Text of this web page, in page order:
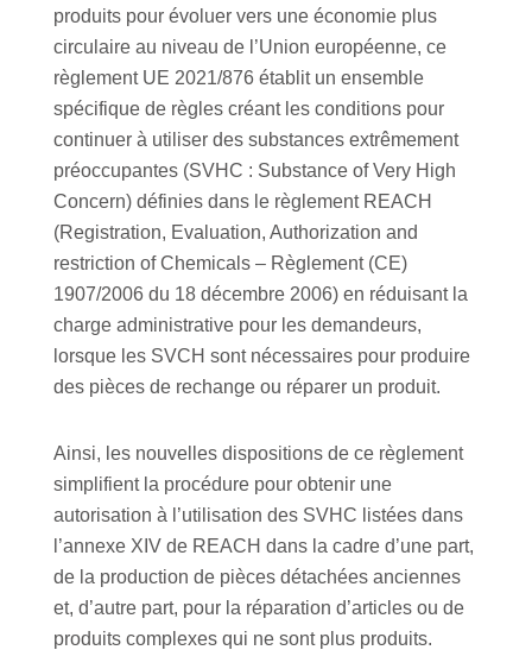
produits pour évoluer vers une économie plus
circulaire au niveau de l’Union européenne, ce
règlement UE 2021/876 établit un ensemble
spécifique de règles créant les conditions pour
continuer à utiliser des substances extrêmement
préoccupantes (SVHC : Substance of Very High
Concern) définies dans le règlement REACH
(Registration, Evaluation, Authorization and
restriction of Chemicals – Règlement (CE)
1907/2006 du 18 décembre 2006) en réduisant la
charge administrative pour les demandeurs,
lorsque les SVCH sont nécessaires pour produire
des pièces de rechange ou réparer un produit.
Ainsi, les nouvelles dispositions de ce règlement
simplifient la procédure pour obtenir une
autorisation à l’utilisation des SVHC listées dans
l’annexe XIV de REACH dans la cadre d’une part,
de la production de pièces détachées anciennes
et, d’autre part, pour la réparation d’articles ou de
produits complexes qui ne sont plus produits.